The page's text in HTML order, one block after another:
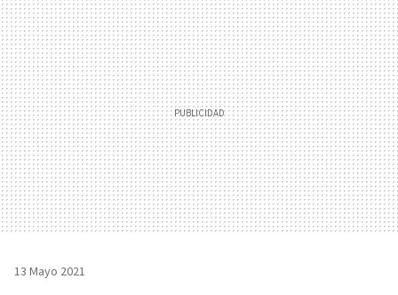
MAIL
13 Mayo 2021